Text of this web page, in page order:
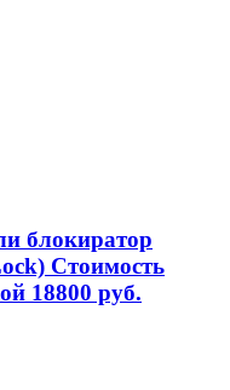
блокиратор
Стоимость
18800 руб.